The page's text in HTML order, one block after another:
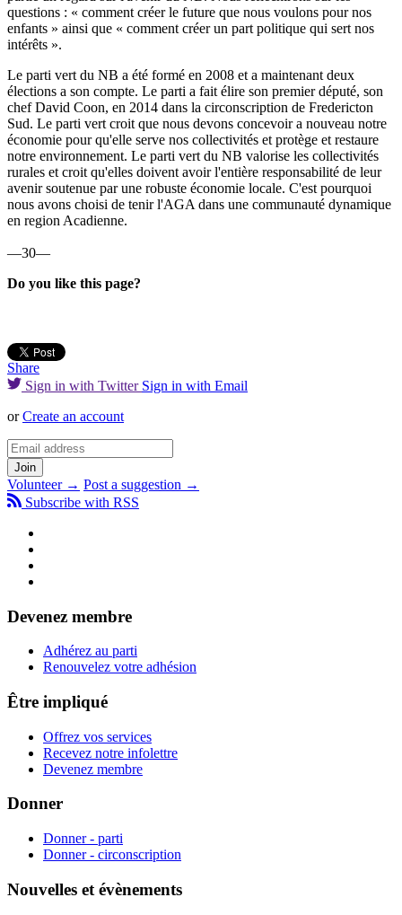
questions : « comment créer le future que nous voulons pour nos
enfants » ainsi que « comment créer un part politique qui sert nos
intérêts ».
Le parti vert du NB a été formé en 2008 et a maintenant deux
élections a son compte. Le parti a fait élire son premier député, son
chef David Coon, en 2014 dans la circonscription de Fredericton
Sud. Le parti vert croit que nous devons concevoir a nouveau notre
économie pour qu'elle serve nos collectivités et protège et restaure
notre environnement. Le parti vert du NB valorise les collectivités
rurales et croit qu'elles doivent avoir l'entière responsabilité de leur
avenir soutenue par une robuste économie locale. C'est pourquoi
nous avons choisi de tenir l'AGA dans une communauté dynamique
en region Acadienne.
—30—
Do you like this page?
Share
Sign in with Twitter Sign in with Email
orCreate an account
Volunteer → Post a suggestion →
Subscribe with RSS
Devenez membre
Adhérez au parti
Renouvelez votre adhésion
Être impliqué
Offrez vos services
Recevez notre infolettre
Devenez membre
Donner
Donner - parti
Donner - circonscription
Nouvelles et évènements